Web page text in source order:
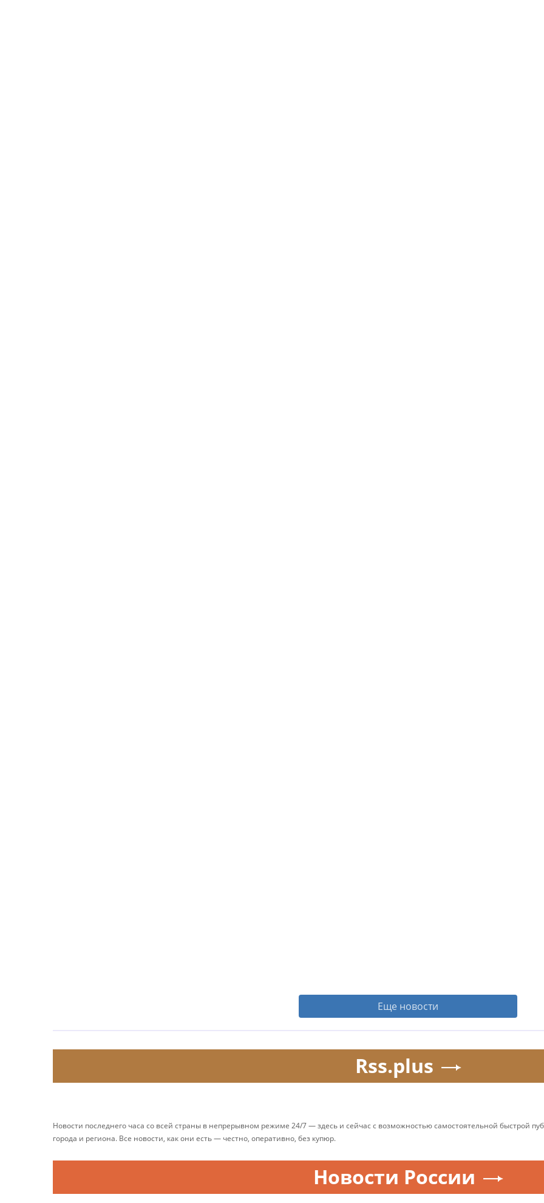
Еще новости
Rss.plus
Новости последнего часа со всей страны в непрерывном режиме 24/7 — здесь и сейчас с возможностью самостоятельной быстрой
города и региона. Все новости, как они есть — честно, оперативно, без купюр.
Новости России